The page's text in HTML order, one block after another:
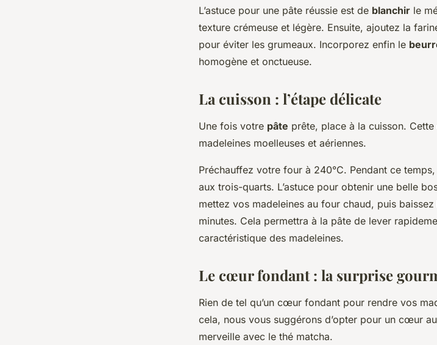
L’astuce pour une pâte réussie est de blanchir le
texture crémeuse et légère. Ensuite, ajoutez la
pour éviter les grumeaux. Incorporez enfin le
homogène et onctueuse.
La cuisson : l’étape délicate
Une fois votre pâte prête, place à la cuisson.
madeleines moelleuses et aériennes.
Préchauffez votre four à 240°C. Pendant ce
aux trois-quarts. L’astuce pour obtenir une belle
mettez vos madeleines au four chaud, puis
minutes. Cela permettra à la pâte de lever
caractéristique des madeleines.
Le cœur fondant : la surprise
Rien de tel qu’un cœur fondant pour rendre vos
cela, nous vous suggérons d’opter pour un cœur au
merveille avec le thé matcha.